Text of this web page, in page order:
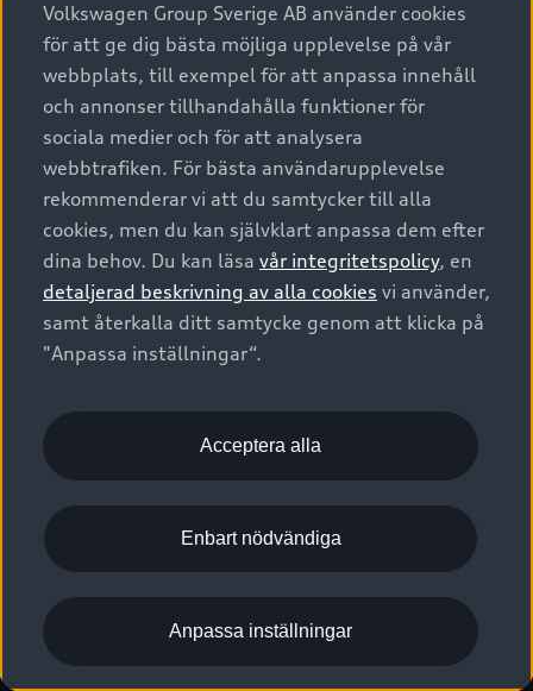
A6 modellerna
SUV
Avant
Audi Sport
Privatleasing
Nya bilar i lager
Begagnade bilar i lager
Audi approved :plus - så gott som nya
Finansiering
Audi exclusive
Provkörning
Service & tillbehör
Audi digital services
Originaltillbehör - köp online
Garantier
Försäkring
Digitala manualer för din Audi
Audi Collection – livsstilsartiklar
Vanliga frågor
2G/3G nätet stängs ned - Hur påverkas min bil av detta?
Tjänstebil
Tjänstebil
Business lease online
Företagsleasing
Om Audi Sverige
Kontakta oss
Audi Återförsäljare/-serviceverkstad
myAudi
Pressmeddelanden
Nyhetsbrev
Vårt hållbarhetsarbete
Lediga tjänster huvudkontor
Lediga tjänster hos Audi Återförsäljare
Kommentar till mediauppgifter om dataläcka
© 2026 AUDI SVERIGE. All Rights Reserved.
Utgivare Juridiskt
Juridiskt Audi AG
Juridiskt Audi Digital Giveaway
Anpassa inställningar för cookies
Visselblåsarkanaler
Volkswagen Group Sverige AB använder cookies
för att ge dig bästa möjliga upplevelse på vår
webbplats, till exempel för att anpassa innehåll
och annonser tillhandahålla funktioner för
sociala medier och för att analysera
webbtrafiken. För bästa användarupplevelse
rekommenderar vi att du samtycker till alla
cookies, men du kan självklart anpassa dem efter
dina behov. Du kan läsa vår integritetspolicy, en
detaljerad beskrivning av alla cookies vi använder,
samt återkalla ditt samtycke genom att klicka på
"Anpassa inställningar“.
Acceptera alla
Enbart nödvändiga
Anpassa inställningar